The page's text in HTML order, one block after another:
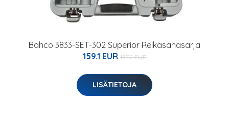
Bahco 3833-SET-302 Superior Reikäsahasarja
159.1 EUR 187.2 EUR
LISÄTIETOJA